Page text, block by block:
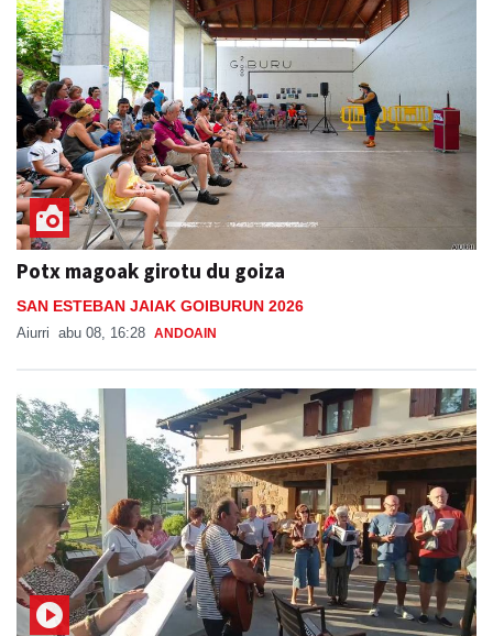
Potx magoak girotu du goiza
SAN ESTEBAN JAIAK GOIBURUN 2026
Aiurri abu 08, 16:28 ANDOAIN